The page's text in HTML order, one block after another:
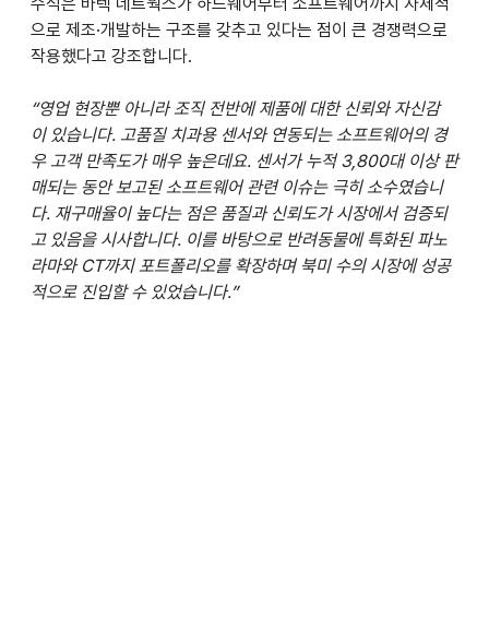
으로 제조·개발하는 구조를 갖추고 있다는 점이 큰 경쟁력으로
작용했다고 강조합니다.
“영업 현장뿐 아니라 조직 전반에 제품에 대한 신뢰와 자신감
이 있습니다. 고품질 치과용 센서와 연동되는 소프트웨어의 경
우 고객 만족도가 매우 높은데요. 센서가 누적 3,800대 이상 판
매되는 동안 보고된 소프트웨어 관련 이슈는 극히 소수였습니
다. 재구매율이 높다는 점은 품질과 신뢰도가 시장에서 검증되
고 있음을 시사합니다. 이를 바탕으로 반려동물에 특화된 파노
라마와 CT까지 포트폴리오를 확장하며 북미 수의 시장에 성공
적으로 진입할 수 있었습니다.”